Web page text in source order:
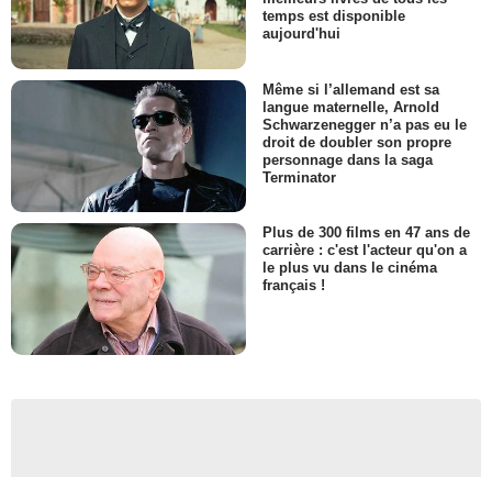
temps est disponible
aujourd'hui
Même si l’allemand est sa
langue maternelle, Arnold
Schwarzenegger n’a pas eu le
droit de doubler son propre
personnage dans la saga
Terminator
Plus de 300 films en 47 ans de
carrière : c'est l'acteur qu'on a
le plus vu dans le cinéma
français !